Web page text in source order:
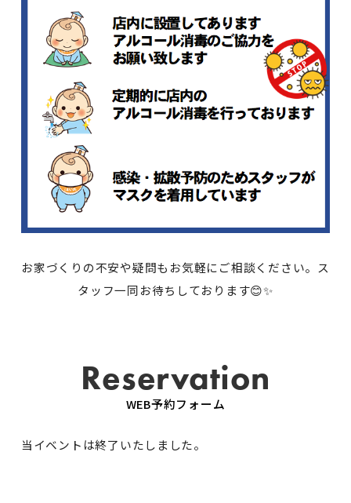
お家づくりの不安や疑問もお気軽にご相談ください。ス
タッフ一同お待ちしております😊✨
Reservation
WEB予約フォーム
当イベントは終了いたしました。